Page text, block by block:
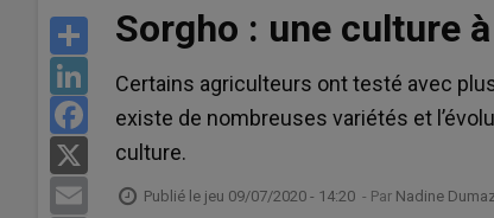
Share
LinkedIn
Facebook
Email
Sorgho : une culture
Certains agriculteurs ont testé avec
existe de nombreuses variétés et
culture.
Publié le jeu 09/07/2020 - 14:20 - Par Nadine